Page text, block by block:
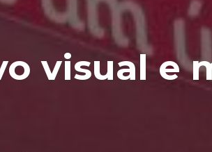
visual e